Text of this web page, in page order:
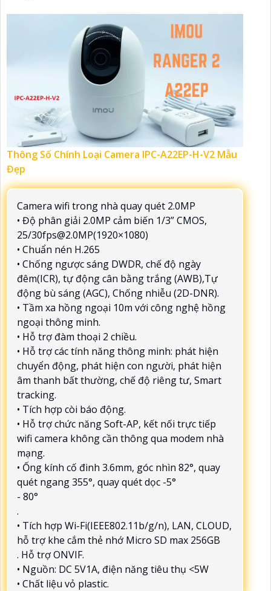
Thông Số Chính Loại Camera IPC-A22EP-H-V2 Mẫu
Đẹp
Camera wifi trong nhà quay quét 2.0MP
• Độ phân giải 2.0MP cảm biến 1/3” CMOS,
25/30fps@2.0MP(1920×1080)
• Chuẩn nén H.265
• Chống ngược sáng DWDR, chế độ ngày
đêm(ICR), tự động cân bằng trắng (AWB),Tự
động bù sáng (AGC), Chống nhiễu (2D-DNR).
• Tầm xa hồng ngoại 10m với công nghệ hồng
ngoại thông minh.
• Hỗ trợ đàm thoại 2 chiều.
• Hỗ trợ các tính năng thông minh: phát hiện
chuyển động, phát hiện con người, phát hiện
âm thanh bất thường, chế độ riêng tư, Smart
tracking.
• Tích hợp còi báo động.
• Hỗ trợ chức năng Soft-AP, kết nối trực tiếp
wifi camera không cần thông qua modem nhà
mạng.
• Ống kính cố đinh 3.6mm, góc nhìn 82°, quay
quét ngang 355°, quay quét dọc -5°
- 80°
.
• Tích hợp Wi-Fi(IEEE802.11b/g/n), LAN, CLOUD,
hỗ trợ khe cắm thẻ nhớ Micro SD max 256GB
. Hỗ trợ ONVIF.
• Nguồn: DC 5V1A, điện năng tiêu thụ <5W
• Chất liệu vỏ plastic.